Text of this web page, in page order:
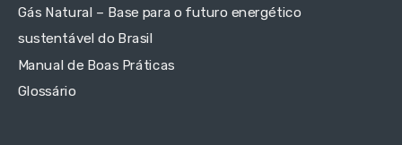
Gás Natural – Base para o futuro energético
sustentável do Brasil
Manual de Boas Práticas
Glossário